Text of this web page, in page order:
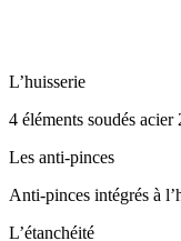
L’huisserie
4 éléments soudés
Les anti-pinces
Anti-pinces intégrés à
L’étanchéité